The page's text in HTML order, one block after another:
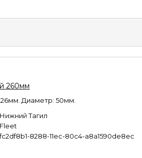
260мм
Диаметр: 50мм.
Нижний Тагил
Fleet
fc2df8b1-8288-11ec-80c4-a8a1590de8ec